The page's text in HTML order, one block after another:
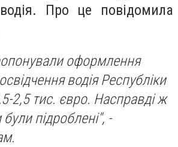
Про це повідомила
оформлення
водія Республіки
2,5 тис. євро. Насправді ж
підроблені", -